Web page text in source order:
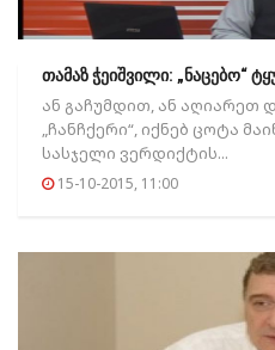
თამაზ ჭეიშვილი: „ნაცებო“
ან გაჩუმდით, ან
„ჩანჩქერი“, იქნებ ცოტა
სასჯელი ვერდიქტის...
15-10-2015, 11:00